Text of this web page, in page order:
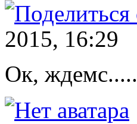
2015, 16:29
Ок, ждемс.....